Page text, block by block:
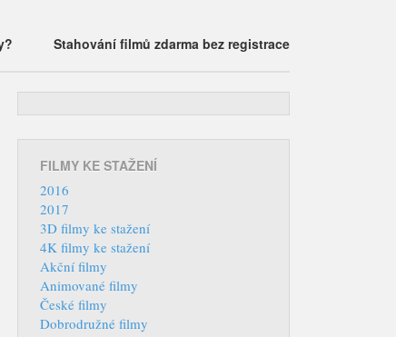
Stahování filmů zdarma bez registrace
FILMY KE STAŽENÍ
2016
2017
3D filmy ke stažení
4K filmy ke stažení
Akční filmy
Animované filmy
České filmy
Dobrodružné filmy